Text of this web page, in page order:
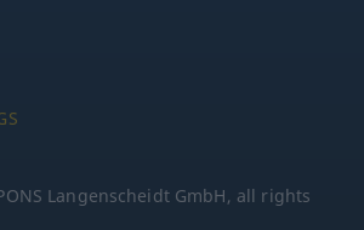
Langenscheidt GmbH, all rights